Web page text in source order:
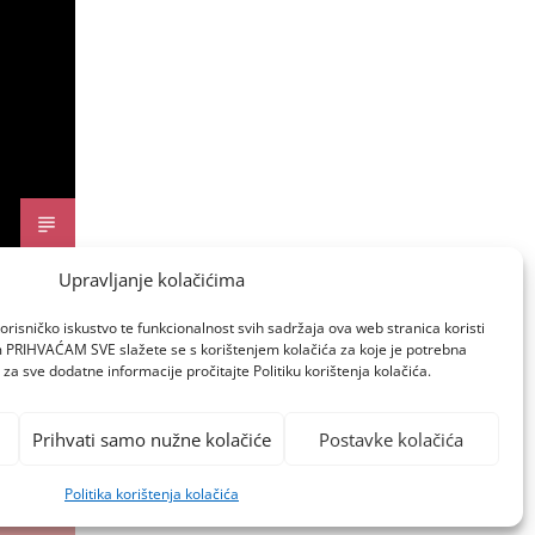
Upravljanje kolačićima
iskustvo te funkcionalnost svih sadržaja ova web stranica koristi
SVE slažete se s korištenjem kolačića za koje je potrebna
sve dodatne informacije pročitajte Politiku korištenja kolačića.
Prihvati samo nužne kolačiće Postavke kolačića
Politika korištenja kolačića